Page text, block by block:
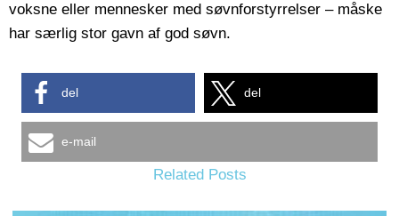
voksne eller mennesker med søvnforstyrrelser – måske
har særlig stor gavn af god søvn.
del del
e-mail
Related Posts